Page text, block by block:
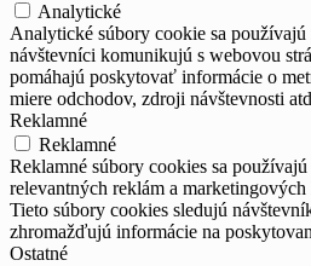
Analytické
Analytické súbory cookie sa
návštevníci komunikujú s webovou
pomáhajú poskytovať informácie o
miere odchodov, zdroji návštevnosti
Reklamné
Reklamné
Reklamné súbory cookies sa
relevantných reklám a
Tieto súbory cookies sledujú
zhromažďujú informácie na
Ostatné